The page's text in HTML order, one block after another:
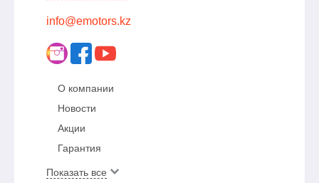
info@emotors.kz
О компании
Новости
Акции
Гарантия
Показать все